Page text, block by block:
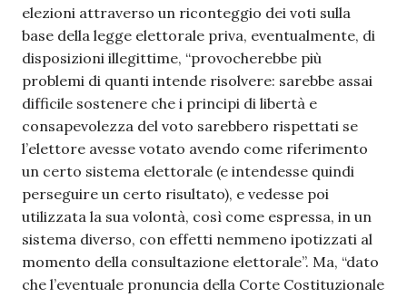
elezioni attraverso un riconteggio dei voti sulla
base della legge elettorale priva, eventualmente, di
disposizioni illegittime, “provocherebbe più
problemi di quanti intende risolvere: sarebbe assai
difficile sostenere che i principi di libertà e
consapevolezza del voto sarebbero rispettati se
l’elettore avesse votato avendo come riferimento
un certo sistema elettorale (e intendesse quindi
perseguire un certo risultato), e vedesse poi
utilizzata la sua volontà, così come espressa, in un
sistema diverso, con effetti nemmeno ipotizzati al
momento della consultazione elettorale”. Ma, “dato
che l’eventuale pronuncia della Corte Costituzionale